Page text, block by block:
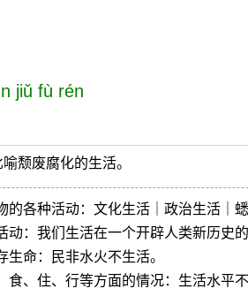
jiǔ fù rén
颓废腐化的生活。
各种活动：文化生活｜政治生活｜
：我们生活在一个开辟人类新历史
命：民非水火不生活。
、住、行等方面的情况：生活水平